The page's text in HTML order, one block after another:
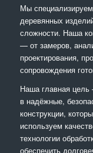
Мы
деревянных
сложности. Наша
— от замеров,
проектирования,
сопровождения
Наша главная
в надёжные,
конструкции,
используем
технологии
обеспечить